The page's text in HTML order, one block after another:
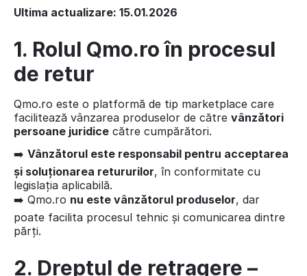
Ultima actualizare: 15.01.2026
1. Rolul Qmo.ro în procesul
de retur
Qmo.ro este o platformă de tip marketplace care
facilitează vânzarea produselor de către vânzători
persoane juridice către cumpărători.
➡️ Vânzătorul este responsabil pentru acceptarea
și soluționarea retururilor, în conformitate cu
legislația aplicabilă.
➡️ Qmo.ro nu este vânzătorul produselor, dar
poate facilita procesul tehnic și comunicarea dintre
părți.
2. Dreptul de retragere –